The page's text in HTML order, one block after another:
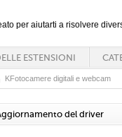
per aiutarti a risolvere
ESTENSIONI
KFotocamere digitali e webcam
del driver